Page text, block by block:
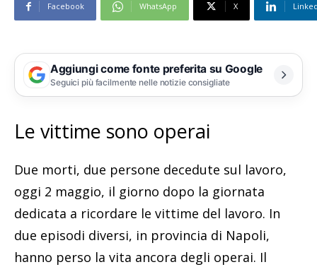
Facebook WhatsApp X
Aggiungi come fonte preferita su Google
Seguici più facilmente nelle notizie consigliate
Le vittime sono operai
Due morti, due persone decedute sul lavoro,
oggi 2 maggio, il giorno dopo la giornata
dedicata a ricordare le vittime del lavoro. In
due episodi diversi, in provincia di Napoli,
hanno perso la vita ancora degli operai. Il